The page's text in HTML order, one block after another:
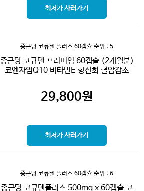
최저가 사러가기
종근당 코큐텐 플러스 60캡슐 순위 : 5
종근당 코큐텐 프리미엄 60캡슐 (2개월분)
코엔자임Q10 비타민E 항산화 혈압감소
29,800원
최저가 사러가기
종근당 코큐텐 플러스 60캡슐 순위 : 6
종근당 코큐텐플러스 500mg x 60캡슐 코